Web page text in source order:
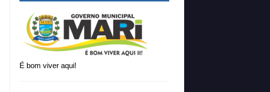
É bom viver aqui!